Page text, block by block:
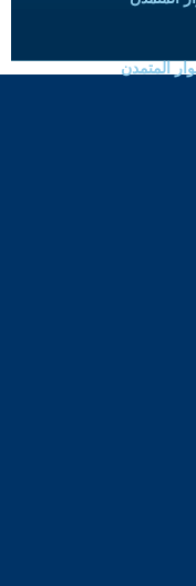
المتمدن